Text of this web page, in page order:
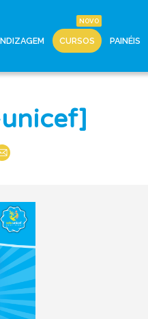
CURSOS PAINÉIS